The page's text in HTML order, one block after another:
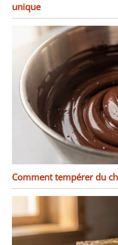
unique
Comment tempérer du